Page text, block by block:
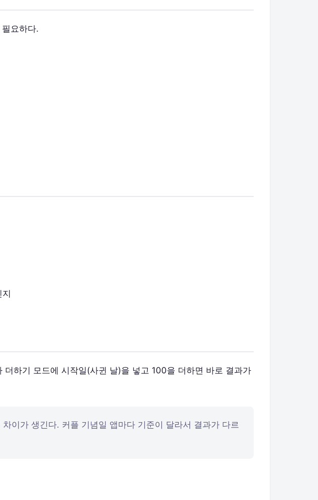
요하다.
하기 모드에 시작일(사귄 날)을 넣고 100을 더하면 바로 결과가
이가 생긴다. 커플 기념일 앱마다 기준이 달라서 결과가 다르